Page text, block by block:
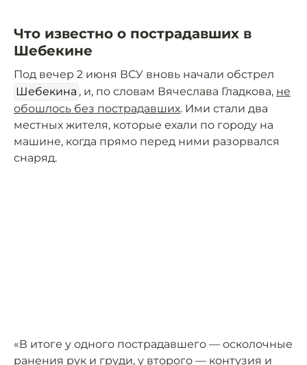
Что известно о пострадавших в
Шебекине
Под вечер 2 июня ВСУ вновь начали обстрел
Шебекина , и, по словам Вячеслава Гладкова, не
обошлось без пострадавших. Ими стали два
местных жителя, которые ехали по городу на
машине, когда прямо перед ними разорвался
снаряд.
«В итоге у одного пострадавшего — осколочные
ранения рук и груди, у второго — контузия и